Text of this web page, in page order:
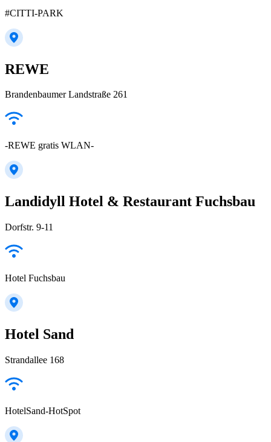
#CITTI-PARK
REWE
Brandenbaumer Landstraße 261
-REWE gratis WLAN-
Landidyll Hotel & Restaurant Fuchsbau
Dorfstr. 9-11
Hotel Fuchsbau
Hotel Sand
Strandallee 168
HotelSand-HotSpot